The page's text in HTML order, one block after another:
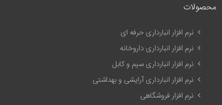
محصولات
نرم افزار انبارداری حرفه ای
نرم افزار انبارداری داروخانه
نرم افزار انبارداری سیم و کابل
نرم افزار انبارداری آرایشی و بهداشتی
نرم افزار فروشگاهی